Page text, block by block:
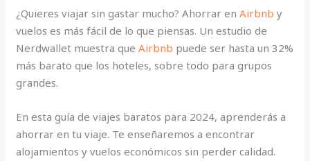
¿Quieres viajar sin gastar mucho? Ahorrar enAirbnb y
vuelos es más fácil de lo que piensas. Un estudio de
Nerdwallet muestra queAirbnb puede ser hasta un 32%
más barato que los hoteles, sobre todo para grupos
grandes.
En esta guía de viajes baratos para 2024, aprenderás a
ahorrar en tu viaje. Te enseñaremos a encontrar
alojamientos y vuelos económicos sin perder calidad.